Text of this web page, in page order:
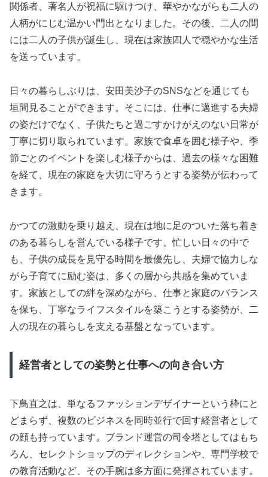
関係者、著名人が祝福に駆けつけ、華やかながらも二人の
人柄がにじむ温かい門出となりました。その後、二人の間
には二人の子供が誕生し、現在は家族四人で穏やかな生活
を送っています。
日々の暮らしぶりは、安田美沙子のSNSなどを通じても
垣間見ることができます。そこには、仕事に邁進する夫婦
の姿だけでなく、子供たちと過ごすかけがえのない日常が
丁寧に切り取られています。家族で食卓を囲む様子や、季
節ごとのイベントを楽しむ様子からは、過去の様々な困難
を経て、現在の家庭を大切に守ろうとする姿勢が伝わって
きます。
かつての激動を乗り越え、現在は地に足のついた落ち着き
のある暮らしを営んでいる様子です。忙しい日々の中で
も、子供の成長を見守る時間を最優先し、夫婦で協力しな
がら子育てに励む姿は、多くの層から共感を集めていま
す。家族としての絆を深めながら、仕事と家庭のバランス
を保ち、丁寧なライフスタイルを築こうとする姿勢が、二
人の現在の暮らしを支える基盤となっています。
経営者としての姿勢と仕事への向き合い方
下鳥直之は、単なるファッションデザイナーという枠にと
どまらず、複数のビジネスを同時並行で回す経営者として
の顔も持っています。ブランド運営の司令塔としてはもち
ろん、セレクトショップのディレクションや、専門学校で
の教育活動など、その手腕は多方面に発揮されています。